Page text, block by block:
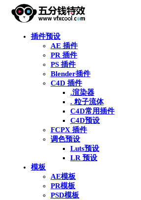
插件预设
AE 插件
PR 插件
PS 插件
Blender插件
C4D 插件
.渲染器
. 粒子流体
C4D常用插件
C4D预设
FCPX 插件
调色预设
Luts预设
LR 预设
模板
AE模板
PR模板
PSD模板